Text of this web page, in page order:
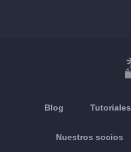
Blog Tutoriales
Nuestros socios